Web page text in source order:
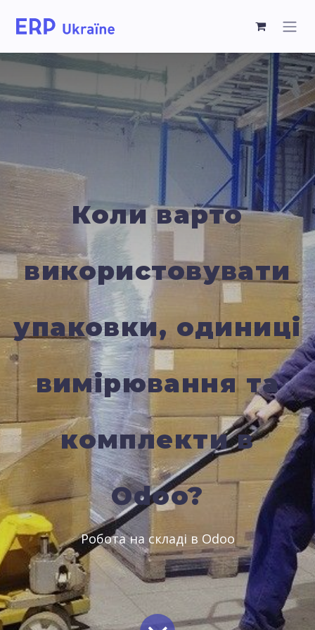
Коли варто
використовувати
упаковки, одиниці
вимірювання та
комплекти в
Odoo?
Робота на складі в Odoo